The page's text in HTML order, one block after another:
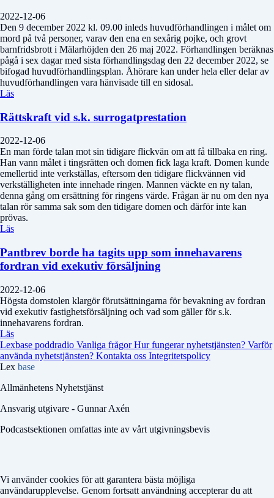
2022-12-06
Den 9 december 2022 kl. 09.00 inleds huvudförhandlingen i målet om
mord på två personer, varav den ena en sexårig pojke, och grovt
barnfridsbrott i Mälarhöjden den 26 maj 2022. Förhandlingen beräknas
pågå i sex dagar med sista förhandlingsdag den 22 december 2022, se
bifogad huvudförhandlingsplan. Åhörare kan under hela eller delar av
huvudförhandlingen vara hänvisade till en sidosal.
Läs
Rättskraft vid s.k. surrogatprestation
2022-12-06
En man förde talan mot sin tidigare flickvän om att få tillbaka en ring.
Han vann målet i tingsrätten och domen fick laga kraft. Domen kunde
emellertid inte verkställas, eftersom den tidigare flickvännen vid
verkställigheten inte innehade ringen. Mannen väckte en ny talan,
denna gång om ersättning för ringens värde. Frågan är nu om den nya
talan rör samma sak som den tidigare domen och därför inte kan
prövas.
Läs
Pantbrev borde ha tagits upp som innehavarens
fordran vid exekutiv försäljning
2022-12-06
Högsta domstolen klargör förutsättningarna för bevakning av fordran
vid exekutiv fastighetsförsäljning och vad som gäller för s.k.
innehavarens fordran.
Läs
Lexbase poddradio Vanliga frågorHur fungerar nyhetstjänsten? Varför
använda nyhetstjänsten? Kontakta oss Integritetspolicy
Lex base
Allmänhetens Nyhetstjänst
Ansvarig utgivare - Gunnar Axén
Podcastsektionen omfattas inte av vårt utgivningsbevis
Vi använder cookies för att garantera bästa möjliga
användarupplevelse. Genom fortsatt användning accepterar du att